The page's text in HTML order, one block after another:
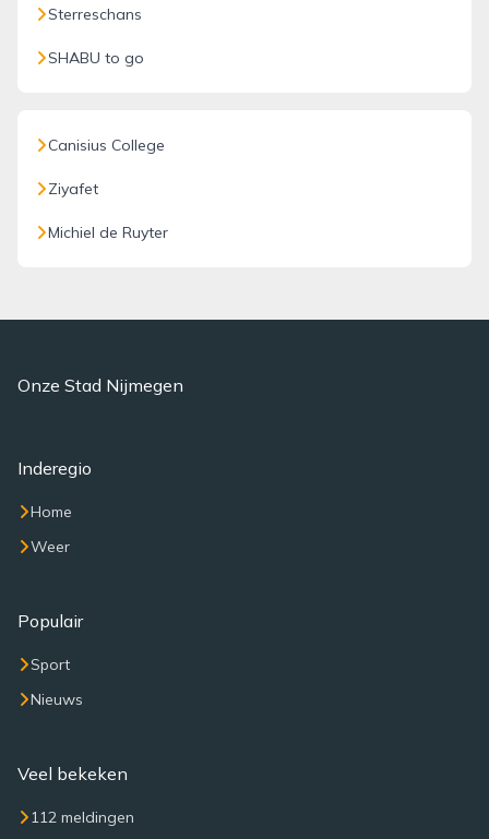
Sterreschans
SHABU to go
Canisius College
Ziyafet
Michiel de Ruyter
Onze Stad Nijmegen
Inderegio
Home
Weer
Populair
Sport
Nieuws
Veel bekeken
112 meldingen